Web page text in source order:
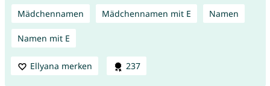
Mädchennamen Mädchennamen mit E Namen
Namen mit E
Ellyana merken 237